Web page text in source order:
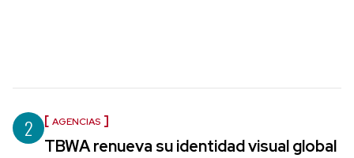
2 AGENCIAS
TBWA renueva su identidad visual global